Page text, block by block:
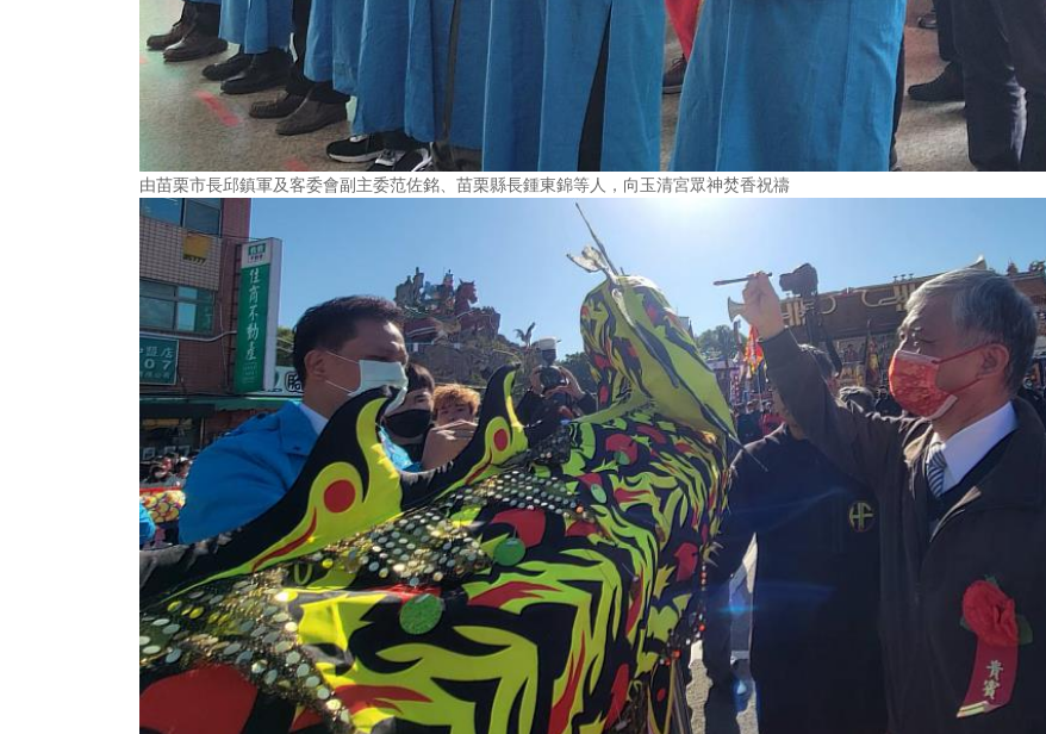
由苗栗市長邱鎮軍及客委會副主委范佐銘、苗栗縣長鍾東錦等人，向玉清宮眾神焚香祝禱